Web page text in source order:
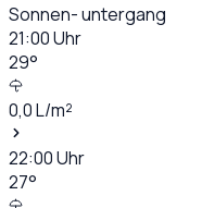
Sonnen- untergang
21:00Uhr
29°
0,0L/m²
22:00Uhr
27°